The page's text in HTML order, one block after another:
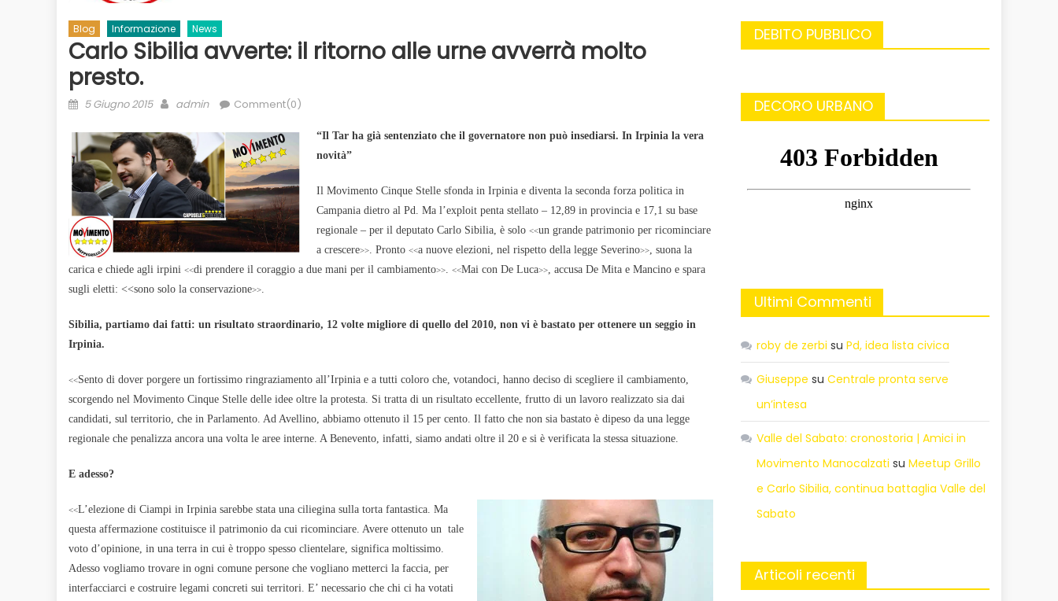
Blog Informazione News
Carlo Sibilia avverte: il ritorno alle urne avverrà molto
presto.
Posted
5 Giugno 2015 Author
admin Comment(0)
“Il Tar ha già sentenziato che il governatore non può insediarsi. In Irpinia la vera
novità”
Il Movimento Cinque Stelle sfonda in Irpinia e diventa la seconda forza politica in
Campania dietro al Pd. Ma l’exploit penta stellato – 12,89 in provincia e 17,1 su base
regionale – per il deputato Carlo Sibilia, è solo <<un grande patrimonio per ricominciare
a crescere>>. Pronto <<a nuove elezioni, nel rispetto della legge Severino>>, suona la
carica e chiede agli irpini <<di prendere il coraggio a due mani per il cambiamento>>. <<Mai con De Luca>>, accusa De Mita e Mancino e spara
sugli eletti: <<sono solo la conservazione>>.
Sibilia, partiamo dai fatti: un risultato straordinario, 12 volte migliore di quello del 2010, non vi è bastato per ottenere un seggio in
Irpinia.
<<Sento di dover porgere un fortissimo ringraziamento all’Irpinia e a tutti coloro che, votandoci, hanno deciso di scegliere il cambiamento,
scorgendo nel Movimento Cinque Stelle delle idee oltre la protesta. Si tratta di un risultato eccellente, frutto di un lavoro realizzato sia dai
candidati, sul territorio, che in Parlamento. Ad Avellino, abbiamo ottenuto il 15 per cento. Il fatto che non sia bastato è dipeso da una legge
regionale che penalizza ancora una volta le aree interne. A Benevento, infatti, siamo andati oltre il 20 e si è verificata la stessa situazione.
E adesso?
<<L’elezione di Ciampi in Irpinia sarebbe stata una ciliegina sulla torta fantastica. Ma
questa affermazione costituisce il patrimonio da cui ricominciare. Avere ottenuto un tale
voto d’opinione, in una terra in cui è troppo spesso clientelare, significa moltissimo.
Adesso vogliamo trovare in ogni comune persone che vogliano metterci la faccia, per
interfacciarci e costruire legami concreti sui territori. E’ necessario che chi ci ha votati
DEBITO PUBBLICO
DECORO URBANO
Ultimi Commenti
roby de zerbi suPd, idea lista civica
Giuseppe suCentrale pronta serve
un’intesa
Valle del Sabato: cronostoria | Amici in
Movimento Manocalzati suMeetup Grillo
e Carlo Sibilia, continua battaglia Valle del
Sabato
Articoli recenti